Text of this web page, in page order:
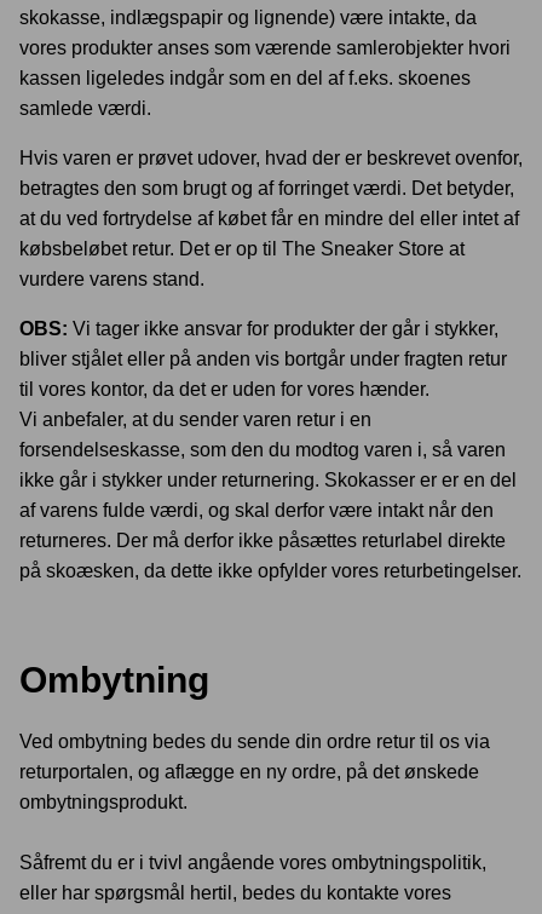
skokasse, indlægspapir og lignende) være intakte, da
vores produkter anses som værende samlerobjekter hvori
kassen ligeledes indgår som en del af f.eks. skoenes
samlede værdi.
Hvis varen er prøvet udover, hvad der er beskrevet ovenfor,
betragtes den som brugt og af forringet værdi. Det betyder,
at du ved fortrydelse af købet får en mindre del eller intet af
købsbeløbet retur. Det er op til The Sneaker Store at
vurdere varens stand.
OBS: Vi tager ikke ansvar for produkter der går i stykker,
bliver stjålet eller på anden vis bortgår under fragten retur
til vores kontor, da det er uden for vores hænder.
Vi anbefaler, at du sender varen retur i en
forsendelseskasse, som den du modtog varen i, så varen
ikke går i stykker under returnering. Skokasser er er en del
af varens fulde værdi, og skal derfor være intakt når den
returneres. Der må derfor ikke påsættes returlabel direkte
på skoæsken, da dette ikke opfylder vores returbetingelser.
Ombytning
Ved ombytning bedes du sende din ordre retur til os via
returportalen, og aflægge en ny ordre, på det ønskede
ombytningsprodukt.
Såfremt du er i tvivl angående vores ombytningspolitik,
eller har spørgsmål hertil, bedes du kontakte vores